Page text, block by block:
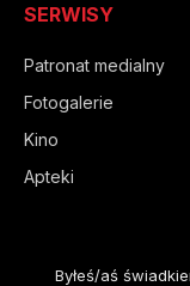
SERWISY
Patronat medialny
Fotogalerie
Kino
Apteki
Byłeś/aś